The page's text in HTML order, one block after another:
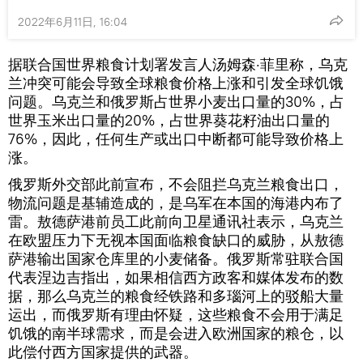
2022年6月11日, 16:04
据联合国世界粮食计划署发言人汤姆森·菲里称，乌克
兰冲突可能会导致全球粮食价格上涨和引发全球饥饿
问题。乌克兰和俄罗斯占世界小麦出口量的30%，占
世界玉米出口量的20%，占世界葵花籽油出口量的
76%，因此，任何生产或出口中断都可能导致价格上
涨。
俄罗斯外交部此前宣布，不会阻拦乌克兰粮食出口，
物流问题是基辅造成的，是乌军在本国的海港内布了
雷。敖德萨港前员工此前向卫星通讯社表示，乌克兰
在欧盟压力下无视本国面临粮食缺口的威胁，从敖德
萨港输出国家仓库里的小麦储备。俄罗斯常驻联合国
代表涅边吉指出，如果相信西方政客和媒体发布的数
据，那么乌克兰的粮食经铁路和多瑙河上的驳船大量
运出，而俄罗斯有理由怀疑，这些粮食不会用于满足
饥饿的南半球需求，而是会进入欧洲国家的粮仓，以
此偿付西方国家提供的武器。